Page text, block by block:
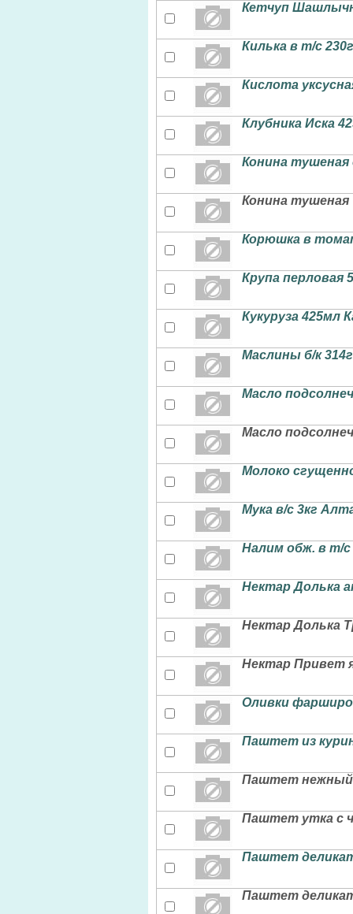
Кетчуп
Килька в т/с
Кислота
Клубника Иска
Конина
Конина
Корюшка в
Крупа перловая
Кукуруза 425мл
Маслины б/к
Масло
Масло
Молоко
Мука в/с 3кг
Налим обж. в т/с
Нектар Долька
Нектар Долька
Нектар Привет
Оливки
Паштет из
Паштет нежный
Паштет утка с
Паштет
Паштет